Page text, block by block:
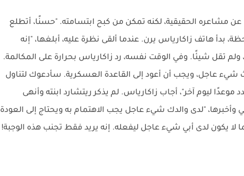
الحقيقية، لكنه تمكن من كبح ابتسامته. "حسنًا، أتطلع
بدأ هاتف زاكارياس يرن. عندما ألقى نظرة عليه، أبلغها، "إنه
تقل شيئًا. وفي الوقت نفسه، رد زاكارياس بحرارة على المكالمة.
شيء عاجل، ويجب أن أعود إلى القاعدة العسكرية. سأدعوك لتناول
موعدًا ليوم آخر"، أجاب زاكارياس. لم يذكر ريتشارد ابنته وأنهى
وأخبرها، "لدى والدك شيء عاجل يجب الاهتمام به ويحتاج إلى العودة
لا يكون لدى أبي شيء عاجل ليفعله. إنه يريد فقط تجنب هذه الوجبة!